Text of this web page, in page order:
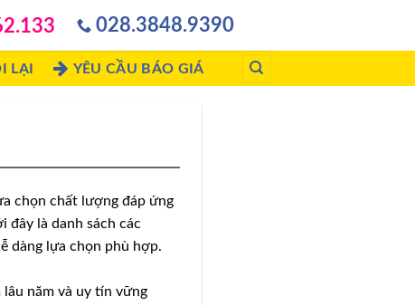
028.3848.9390
LẠI YÊU CẦU BÁO GIÁ
chọn chất lượng đáp ứng
đây là danh sách các
dàng lựa chọn phù hợp.
năm và uy tín vững